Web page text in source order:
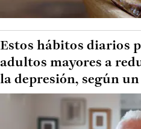
Estos hábitos diarios
adultos mayores a
la depresión, según